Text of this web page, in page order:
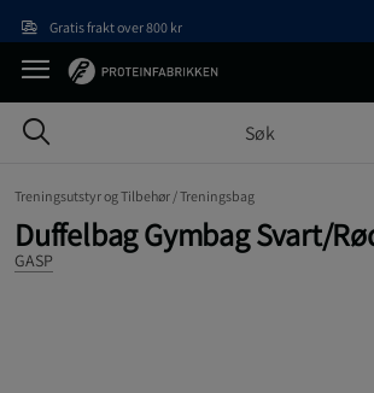
Gratis frakt over 800 kr
Treningsutstyr og Tilbehør /Treningsbag
Duffelbag Gymbag Svart/
GASP